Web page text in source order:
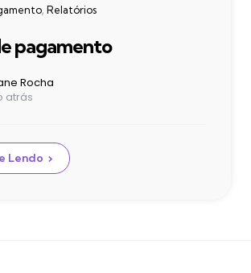
Relatórios
pagamento
Rocha
atrás
Lendo